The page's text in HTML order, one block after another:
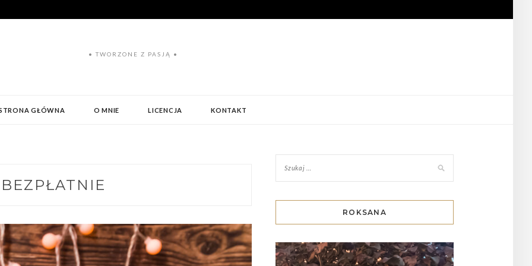
• TWORZONE Z PASJĄ •
GŁÓWNA O MNIE LICENCJA KONTAKT
BEZPŁATNIE
ROKSANA